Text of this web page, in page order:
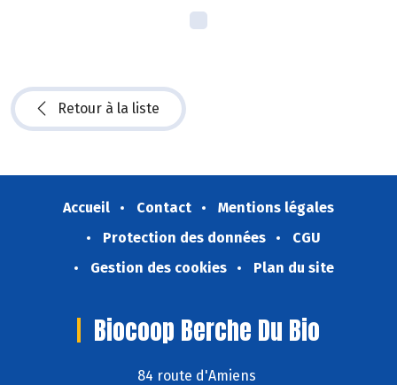
Retour à la liste
Accueil Contact
Mentions légales
Protection des données
CGU
Gestion des cookies
Plan du site
Biocoop Berche Du Bio
84 route d'Amiens